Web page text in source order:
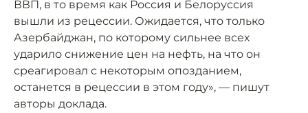
ВВП, в то время как Россия и Белоруссия
вышли из рецессии. Ожидается, что только
Азербайджан, по которому сильнее всех
ударило снижение цен на нефть, на что он
среагировал с некоторым опозданием,
останется в рецессии в этом году», — пишут
авторы доклада.